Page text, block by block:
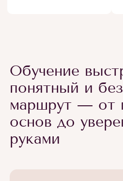
Обучение
понятный и
маршрут — от
основ до
руками